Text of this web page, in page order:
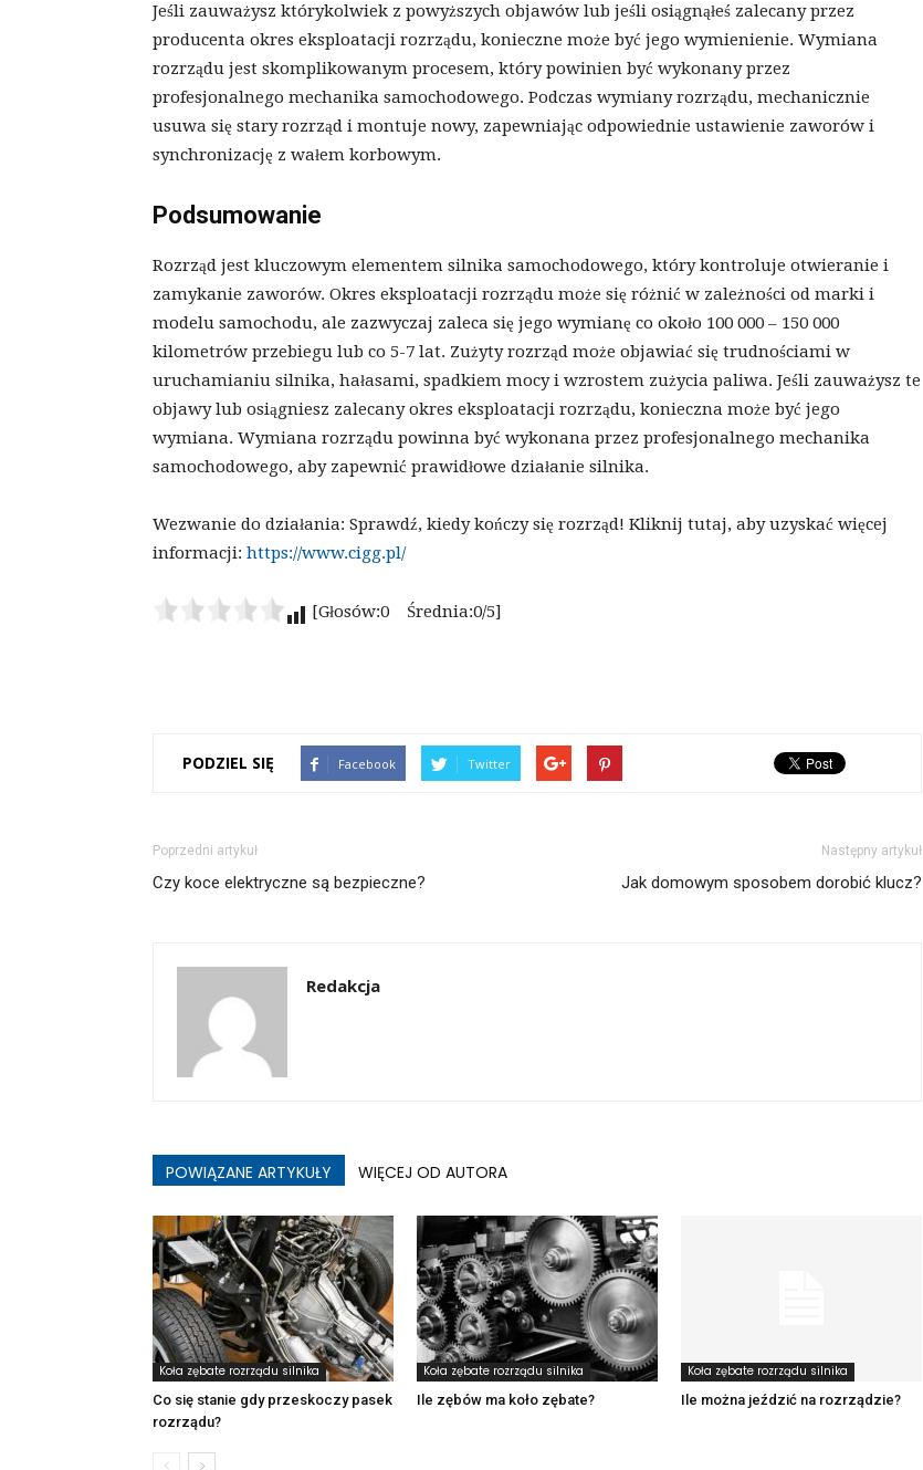
Jeśli zauważysz którykolwiek z powyższych objawów lub jeśli osiągnąłeś zalecany przez
producenta okres eksploatacji rozrządu, konieczne może być jego wymienienie. Wymiana
rozrządu jest skomplikowanym procesem, który powinien być wykonany przez
profesjonalnego mechanika samochodowego. Podczas wymiany rozrządu, mechanicznie
usuwa się stary rozrząd i montuje nowy, zapewniając odpowiednie ustawienie zaworów i
synchronizację z wałem korbowym.
Podsumowanie
Rozrząd jest kluczowym elementem silnika samochodowego, który kontroluje otwieranie i
zamykanie zaworów. Okres eksploatacji rozrządu może się różnić w zależności od marki i
modelu samochodu, ale zazwyczaj zaleca się jego wymianę co około 100 000 – 150 000
kilometrów przebiegu lub co 5-7 lat. Zużyty rozrząd może objawiać się trudnościami w
uruchamianiu silnika, hałasami, spadkiem mocy i wzrostem zużycia paliwa. Jeśli zauważysz te
objawy lub osiągniesz zalecany okres eksploatacji rozrządu, konieczna może być jego
wymiana. Wymiana rozrządu powinna być wykonana przez profesjonalnego mechanika
samochodowego, aby zapewnić prawidłowe działanie silnika.
Wezwanie do działania: Sprawdź, kiedy kończy się rozrząd! Kliknij tutaj, aby uzyskać więcej
informacji: https://www.cigg.pl/
[Głosów:0 Średnia:0/5]
PODZIEL SIĘ Facebook Twitter
Poprzedni artykuł
Czy koce elektryczne są bezpieczne?
Następny artykuł
Jak domowym sposobem dorobić klucz?
Redakcja
POWIĄZANE ARTYKUŁY WIĘCEJ OD AUTORA
Koła zębate rozrządu silnika
Co się stanie gdy przeskoczy pasek
rozrządu?
Koła zębate rozrządu silnika
Ile zębów ma koło zębate?
Koła zębate rozrządu silnika
Ile można jeździć na rozrządzie?